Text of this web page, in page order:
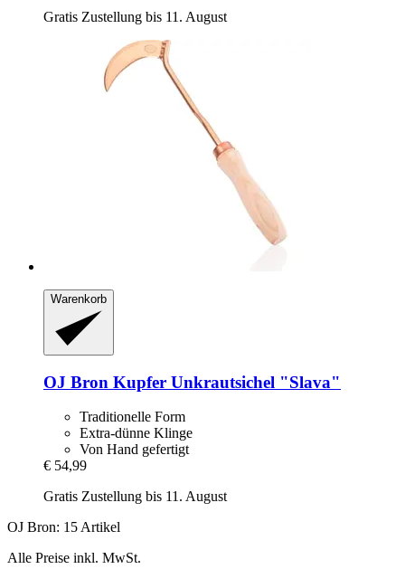
Gratis Zustellung bis 11. August
Warenkorb
OJ Bron Kupfer Unkrautsichel "Slava"
Traditionelle Form
Extra-dünne Klinge
Von Hand gefertigt
€ 54,99
Gratis Zustellung bis 11. August
OJ Bron: 15 Artikel
Alle Preise inkl. MwSt.